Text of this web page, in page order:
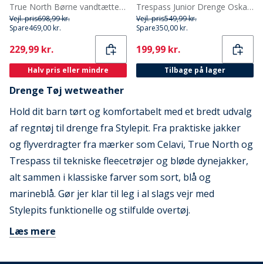
True North Børne vandtætte snebukser Tarmac
Vejl. pris698,99 kr.
Spare469,00 kr.
Current
229,99 kr.
Halv pris eller mindre
Trespass Junior Drenge Oskar Vatteret Hættejakke Navy / Blå
Vejl. pris549,99 kr.
Spare350,00 kr.
Current
199,99 kr.
Tilbage på lager
Drenge Tøj wetweather
Hold dit barn tørt og komfortabelt med et bredt udvalg
af regntøj til drenge fra Stylepit. Fra praktiske jakker
og flyverdragter fra mærker som Celavi, True North og
Trespass til tekniske fleecetrøjer og bløde dynejakker,
alt sammen i klassiske farver som sort, blå og
marineblå. Gør jer klar til leg i al slags vejr med
Stylepits funktionelle og stilfulde overtøj.
Læs mere